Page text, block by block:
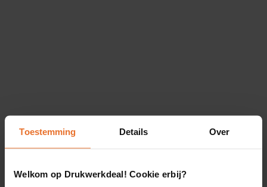
Toestemming Details Over
Welkom op Drukwerkdeal! Cookie erbij?